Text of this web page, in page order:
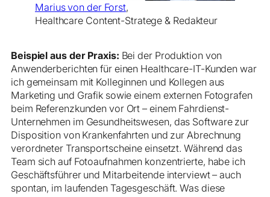
Marius von der Forst,
Healthcare Content-Stratege & Redakteur
Beispiel aus der Praxis: Bei der Produktion von
Anwenderberichten für einen Healthcare-IT-Kunden war
ich gemeinsam mit Kolleginnen und Kollegen aus
Marketing und Grafik sowie einem externen Fotografen
beim Referenzkunden vor Ort – einem Fahrdienst-
Unternehmen im Gesundheitswesen, das Software zur
Disposition von Krankenfahrten und zur Abrechnung
verordneter Transportscheine einsetzt. Während das
Team sich auf Fotoaufnahmen konzentrierte, habe ich
Geschäftsführer und Mitarbeitende interviewt – auch
spontan, im laufenden Tagesgeschäft. Was diese